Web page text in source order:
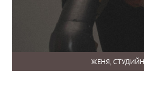
ЖЕНЯ,